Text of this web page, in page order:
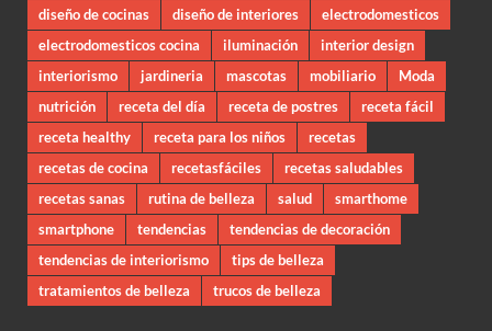
diseño de cocinas
diseño de interiores
electrodomesticos
electrodomesticos cocina
iluminación
interior design
interiorismo
jardineria mascotas mobiliario
Moda
nutrición
receta del día receta de postres
receta fácil
receta healthy
receta para los niños
recetas
recetas de cocina
recetasfáciles
recetas saludables
recetas sanas
rutina de belleza salud
smarthome
smartphone
tendencias
tendencias de decoración
tendencias de interiorismo
tips de belleza
tratamientos de belleza
trucos de belleza